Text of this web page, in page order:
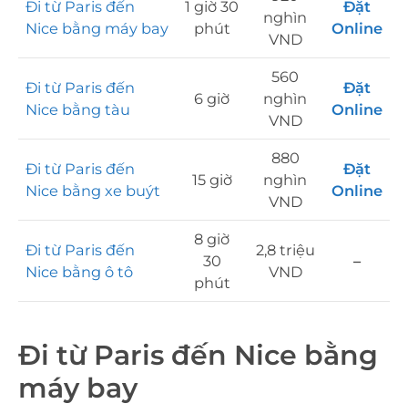
Đi từ Paris đến
Nice bằng máy bay
1 giờ 30
phút
nghìn
VND
Đặt
Online
Đi từ Paris đến
Nice bằng tàu
6 giờ
560
nghìn
VND
Đặt
Online
Đi từ Paris đến
Nice bằng xe buýt
15 giờ
880
nghìn
VND
Đặt
Online
Đi từ Paris đến
Nice bằng ô tô
8 giờ
30
phút
2,8 triệu
VND
–
Đi từ Paris đến Nice bằng
máy bay